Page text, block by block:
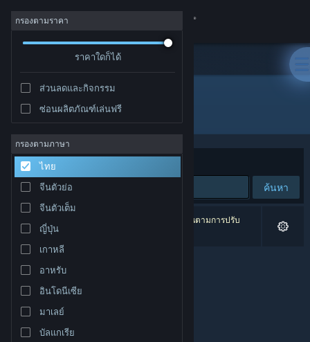
เข้าสู่ระบบ
ชุมชน
เกี่ยวกับ
ฝ่ายสนับสนุน
เปลี่ยนภาษา
รับแอป Steam แบบพกพา
ชมเว็บไซต์สำหรับเดสก์ท็อป
กรองตามราคา
ราคาใดก็ได้
ส่วนลดและกิจกรรม
ซ่อนผลิตภัณฑ์เล่นฟรี
กรองตามภาษา
ไทย
จีนตัวย่อ
จีนตัวเต็ม
ญี่ปุ่น
เกาหลี
อาหรับ
อินโดนีเซีย
มาเลย์
บัลแกเรีย
ผู้จัดจำหน่าย: PixelShorts
จัดเรียงตาม
ค้นหา
0 ผลลัพธ์ตรงกับที่คุณค้นหา 1 ผลิตภัณฑ์ได้ถูกละเว้นตามการปรับ
แต่งของคุณ